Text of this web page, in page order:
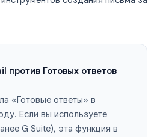
против Готовых ответов
«Готовые ответы» в
Если вы используете
G Suite), эта функция в